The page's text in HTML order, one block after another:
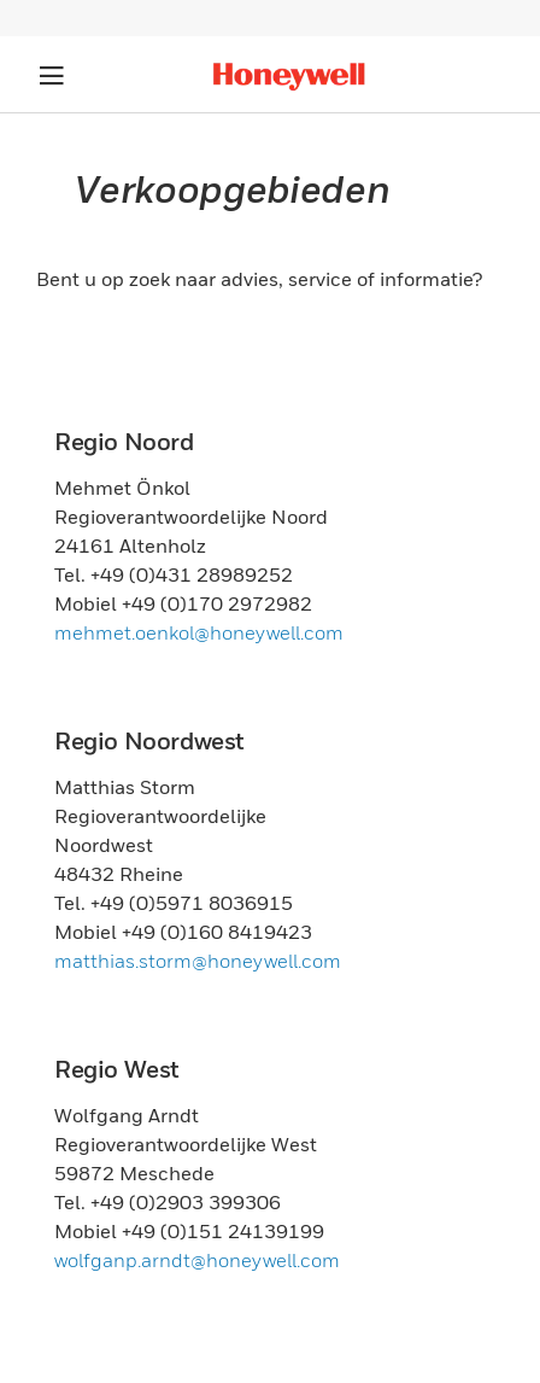
Verkoopgebieden
Bent u op zoek naar advies, service of informatie?
Regio Noord
Mehmet Önkol
Regioverantwoordelijke Noord
24161 Altenholz
Tel. +49 (0)431 28989252
Mobiel +49 (0)170 2972982
mehmet.oenkol@honeywell.com
Regio Noordwest
Matthias Storm
Regioverantwoordelijke
Noordwest
48432 Rheine
Tel. +49 (0)5971 8036915
Mobiel +49 (0)160 8419423
matthias.storm@honeywell.com
Regio West
Wolfgang Arndt
Regioverantwoordelijke West
59872 Meschede
Tel. +49 (0)2903 399306
Mobiel +49 (0)151 24139199
wolfganp.arndt@honeywell.com